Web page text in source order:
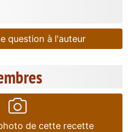
question à l'auteur
de cette recette